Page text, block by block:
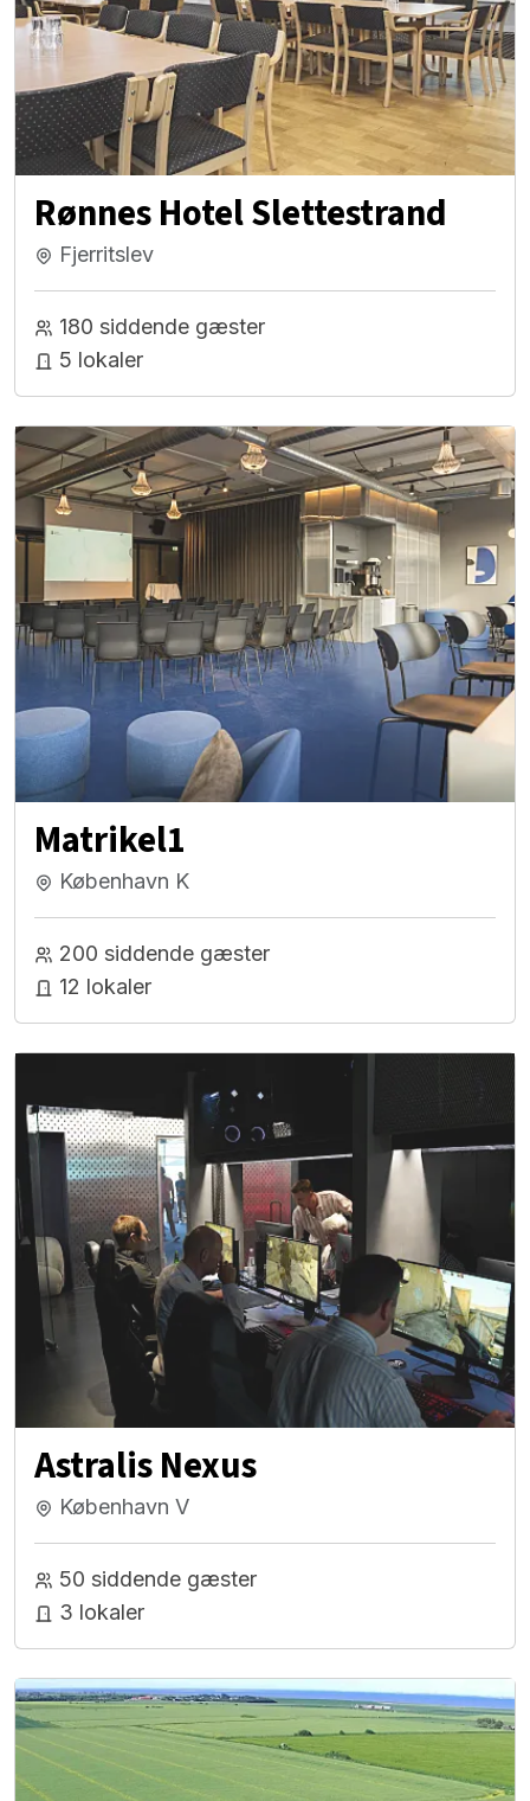
Rønnes Hotel Slettestrand
Fjerritslev
180 siddende gæster
5 lokaler
Matrikel1
København K
200 siddende gæster
12 lokaler
Astralis Nexus
København V
50 siddende gæster
3 lokaler